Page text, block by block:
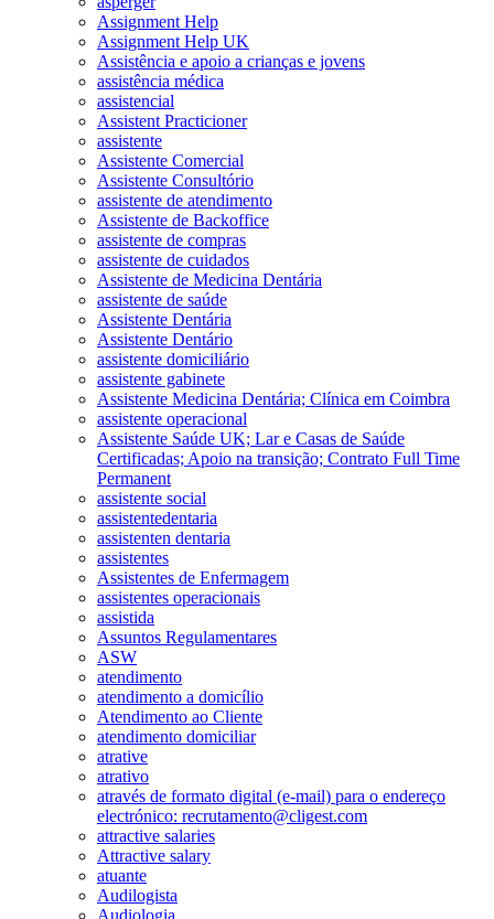
Assignment Help
Assignment Help UK
Assistência e apoio a crianças e jovens
assistência médica
assistencial
Assistent Practicioner
assistente
Assistente Comercial
Assistente Consultório
assistente de atendimento
Assistente de Backoffice
assistente de compras
assistente de cuidados
Assistente de Medicina Dentária
assistente de saúde
Assistente Dentária
Assistente Dentário
assistente domiciliário
assistente gabinete
Assistente Medicina Dentária; Clínica em Coimbra
assistente operacional
Assistente Saúde UK; Lar e Casas de Saúde
Certificadas; Apoio na transição; Contrato Full Time
Permanent
assistente social
assistentedentaria
assistenten dentaria
assistentes
Assistentes de Enfermagem
assistentes operacionais
assistida
Assuntos Regulamentares
ASW
atendimento
atendimento a domicílio
Atendimento ao Cliente
atendimento domiciliar
atrative
atrativo
através de formato digital (e-mail) para o endereço
electrónico: recrutamento@cligest.com
attractive salaries
Attractive salary
atuante
Audilogista
Audiologia